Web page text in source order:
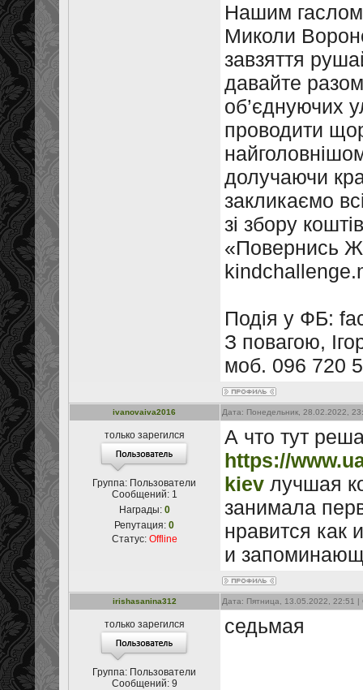
Нашим гаслом
Миколи
завзяття
давайте
об’єднуючих
проводити
долучаючи
закликаємо
зі збору
«Повернись
Подія у ФБ:
З повагою,
моб. 096 720
ivanovaiva2016 Дата: Понедельник, 28.02.2022,
только зарегился
Группа: Пользователи
Сообщений: 1
Награды: 0
Репутация: 0
Статус: Offline
А что тут
https://
kievлучшая
занимала
нравится как
и
irishasanina312 Дата: Пятница, 13.05.2022, 22:51
только зарегился
Группа: Пользователи
Сообщений: 9
седьмая